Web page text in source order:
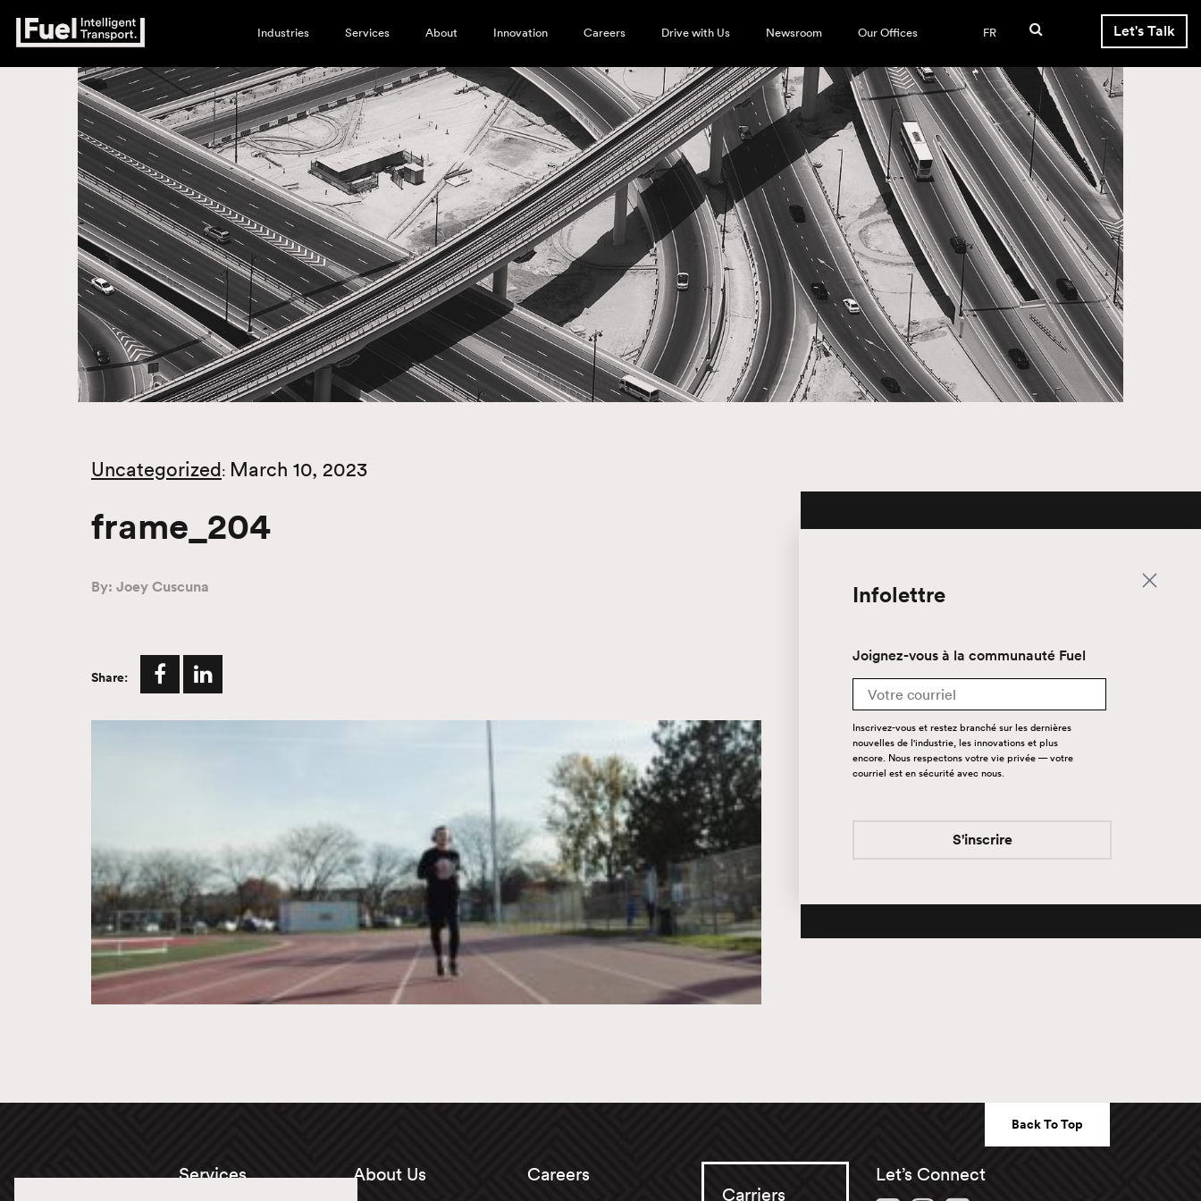
Industries Services About Innovation Careers Drive with Us Newsroom Our Offices FR Let's Talk
Uncategorized: March 10, 2023
frame_204
By: Joey Cuscuna
Share:
Newsletter
Sign up to stay up-to-date with the latest
news, industry innovations and more. We
value your privacy — your email is safe with
us.
Back To Top
Services About Us Careers
Carriers
Let’s Connect
Infolettre
Joignez-vous à la communauté Fuel
Email
Inscrivez-vous et restez branché sur les dernières
nouvelles de l'industrie, les innovations et plus
encore. Nous respectons votre vie privée — votre
courriel est en sécurité avec nous.
S'inscrire